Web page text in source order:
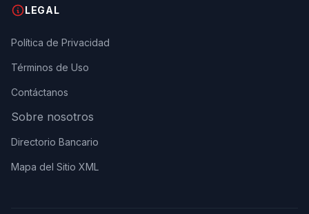
LEGAL
Política de Privacidad
Términos de Uso
Contáctanos
Sobre nosotros
Directorio Bancario
Mapa del Sitio XML